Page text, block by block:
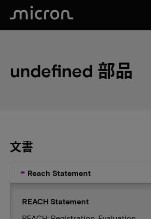
undefined 部品
文書
Reach Statement
REACH Statement